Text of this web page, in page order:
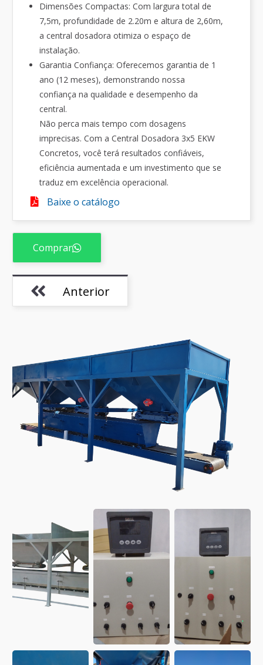
Dimensões Compactas: Com largura total de
7,5m, profundidade de 2.20m e altura de 2,60m,
a central dosadora otimiza o espaço de
instalação.
Garantia Confiança: Oferecemos garantia de 1
ano (12 meses), demonstrando nossa
confiança na qualidade e desempenho da
central.
Não perca mais tempo com dosagens
imprecisas. Com a Central Dosadora 3x5 EKW
Concretos, você terá resultados confiáveis,
eficiência aumentada e um investimento que se
traduz em excelência operacional.
Baixe o catálogo
Comprar
Anterior